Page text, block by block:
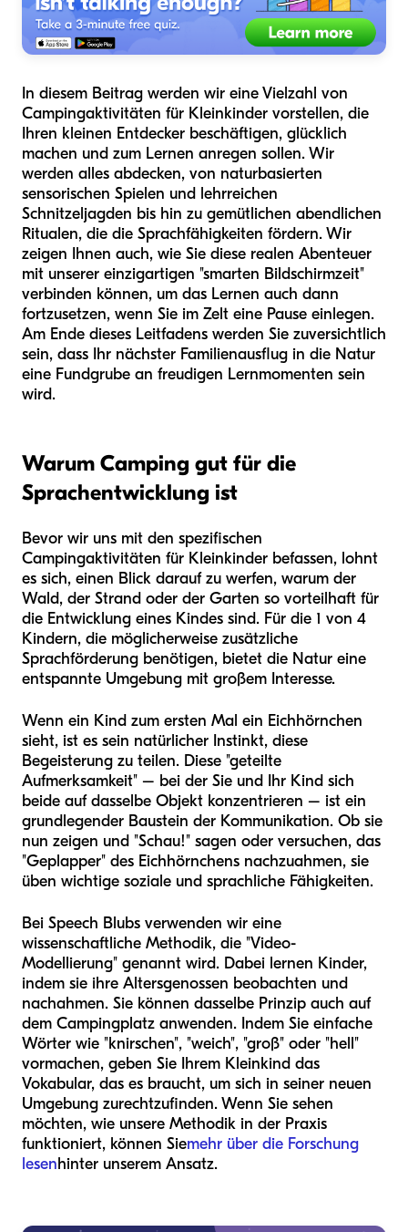
In diesem Beitrag werden wir eine Vielzahl von
Campingaktivitäten für Kleinkinder vorstellen, die
Ihren kleinen Entdecker beschäftigen, glücklich
machen und zum Lernen anregen sollen. Wir
werden alles abdecken, von naturbasierten
sensorischen Spielen und lehrreichen
Schnitzeljagden bis hin zu gemütlichen abendlichen
Ritualen, die die Sprachfähigkeiten fördern. Wir
zeigen Ihnen auch, wie Sie diese realen Abenteuer
mit unserer einzigartigen "smarten Bildschirmzeit"
verbinden können, um das Lernen auch dann
fortzusetzen, wenn Sie im Zelt eine Pause einlegen.
Am Ende dieses Leitfadens werden Sie zuversichtlich
sein, dass Ihr nächster Familienausflug in die Natur
eine Fundgrube an freudigen Lernmomenten sein
wird.
Warum Camping gut für die
Sprachentwicklung ist
Bevor wir uns mit den spezifischen
Campingaktivitäten für Kleinkinder befassen, lohnt
es sich, einen Blick darauf zu werfen, warum der
Wald, der Strand oder der Garten so vorteilhaft für
die Entwicklung eines Kindes sind. Für die 1 von 4
Kindern, die möglicherweise zusätzliche
Sprachförderung benötigen, bietet die Natur eine
entspannte Umgebung mit großem Interesse.
Wenn ein Kind zum ersten Mal ein Eichhörnchen
sieht, ist es sein natürlicher Instinkt, diese
Begeisterung zu teilen. Diese "geteilte
Aufmerksamkeit" – bei der Sie und Ihr Kind sich
beide auf dasselbe Objekt konzentrieren – ist ein
grundlegender Baustein der Kommunikation. Ob sie
nun zeigen und "Schau!" sagen oder versuchen, das
"Geplapper" des Eichhörnchens nachzuahmen, sie
üben wichtige soziale und sprachliche Fähigkeiten.
Bei Speech Blubs verwenden wir eine
wissenschaftliche Methodik, die "Video-
Modellierung" genannt wird. Dabei lernen Kinder,
indem sie ihre Altersgenossen beobachten und
nachahmen. Sie können dasselbe Prinzip auch auf
dem Campingplatz anwenden. Indem Sie einfache
Wörter wie "knirschen", "weich", "groß" oder "hell"
vormachen, geben Sie Ihrem Kleinkind das
Vokabular, das es braucht, um sich in seiner neuen
Umgebung zurechtzufinden. Wenn Sie sehen
möchten, wie unsere Methodik in der Praxis
funktioniert, können Siemehr über die Forschung
lesenhinter unserem Ansatz.